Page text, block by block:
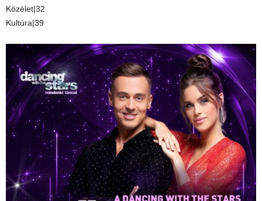
Közélet|32
Kultúra|39